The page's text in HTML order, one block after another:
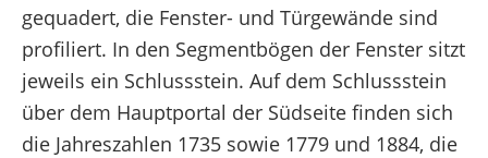
gequadert, die Fenster- und Türgewände sind
profiliert. In den Segmentbögen der Fenster sitzt
jeweils ein Schlussstein. Auf dem Schlussstein
über dem Hauptportal der Südseite finden sich
die Jahreszahlen 1735 sowie 1779 und 1884, die